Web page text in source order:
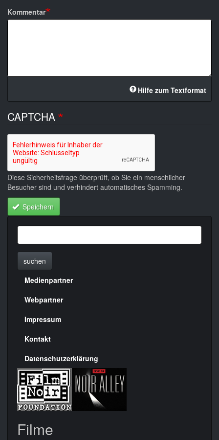
Kommentar
Hilfe zum Textformat
CAPTCHA
Diese Sicherheitsfrage überprüft, ob Sie ein menschlicher
Besucher sind und verhindert automatisches Spamming.
Speichern
suchen
Menülinks
rechte
Seite
Medienpartner
Webpartner
Impressum
Kontakt
Datenschutzerklärung
Filme